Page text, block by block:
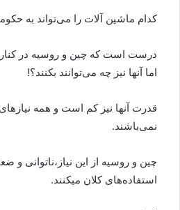
کدام ماشین آلات را می‌تواند به
درست است که چین و روسیه در کنار
اما آنها نیز چه می‌توانند بکنند؟!
قدرت آنها نیز کم است و همه
نمی‌باشند.
چین و روسیه از این نیاز،ناتوانی و
استفاده‌های کلان میکنند.